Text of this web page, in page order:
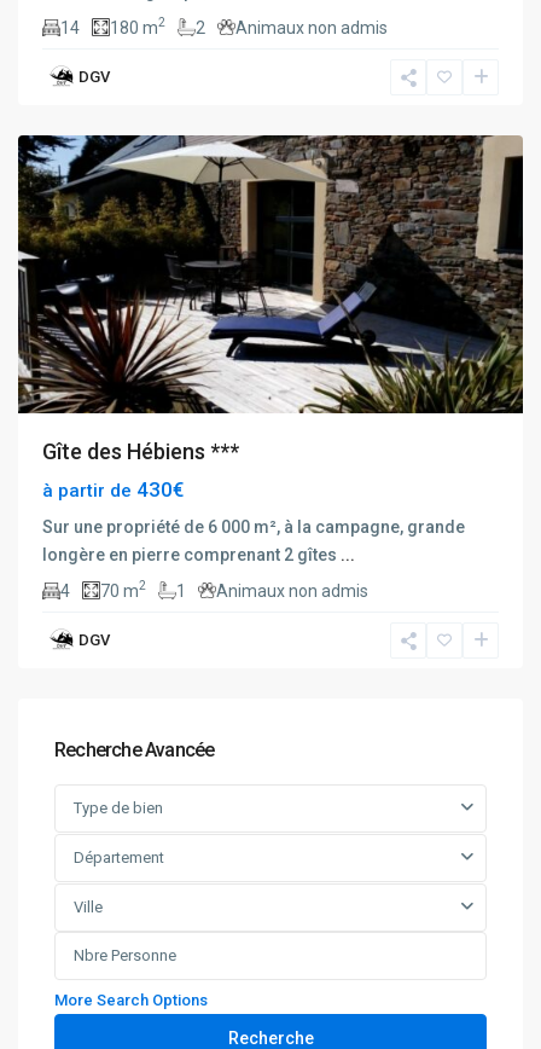
14
180 m2 2 Animaux non admis
DGV
Gîte des Hébiens ***
à partir de 430€
Sur une propriété de 6 000 m², à la campagne, grande
longère en pierre comprenant 2 gîtes ...
4
70 m2 1 Animaux non admis
DGV
Recherche Avancée
Type de bien
Département
Ville
More Search Options
Recherche